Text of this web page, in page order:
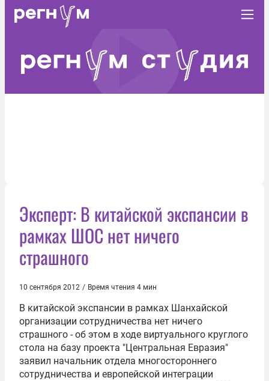
Эксперт: В китайской экспансии в
рамках ШОС нет ничего
страшного
10 сентября 2012 / Время чтения 4 мин
В китайской экспансии в рамках Шанхайской
организации сотрудничества нет ничего
страшного - об этом в ходе виртуального круглого
стола на базу проекта "Центральная Евразия"
заявил начальник отдела многостороннего
сотрудничества и европейской интеграции